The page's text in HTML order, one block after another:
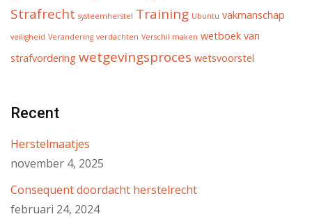
Strafrecht systeemherstel Training Ubuntu vakmanschap
veiligheid Verandering verdachten Verschil maken wetboek van
strafvordering wetgevingsproces wetsvoorstel
Recent
Herstelmaatjes
november 4, 2025
Consequent doordacht herstelrecht
februari 24, 2024